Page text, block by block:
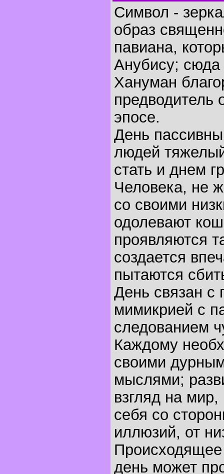
Символ -
образ
павиана,
Анубису;
Хануман
предводитель
эпосе.
День
людей
стать и днем
Человека, не
со своими
одолевают
проявляются
создается
пытаются
День связан с
мимикрией с
следованием
Каждому
своими
мыслями;
взгляд на мир,
себя со
иллюзий, от
день может